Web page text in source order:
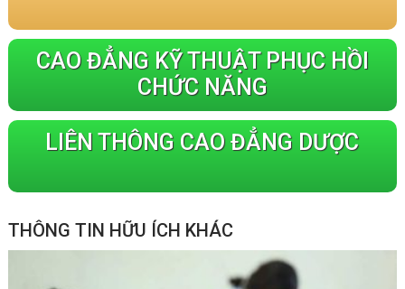
CAO ĐẲNG KỸ THUẬT PHỤC HỒI
CHỨC NĂNG
LIÊN THÔNG CAO ĐẲNG DƯỢC
THÔNG TIN HỮU ÍCH KHÁC